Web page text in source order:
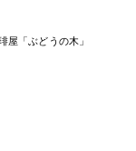
屋「ぶどうの木」